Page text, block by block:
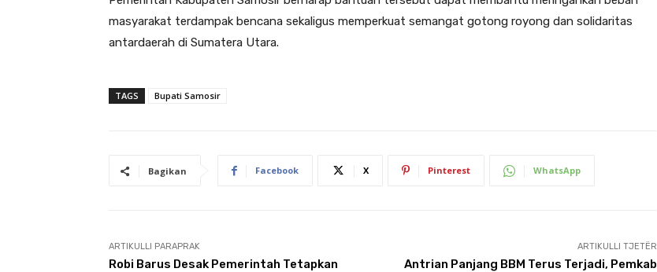
masyarakat terdampak bencana sekaligus memperkuat semangat gotong royong dan solidaritas
antardaerah di Sumatera Utara.
TAGS Bupati Samosir
Bagikan Facebook X Pinterest WhatsApp
ARTIKULLI PARAPRAK
Robi Barus Desak Pemerintah Tetapkan
ARTIKULLI TJETËR
Antrian Panjang BBM Terus Terjadi, Pemkab